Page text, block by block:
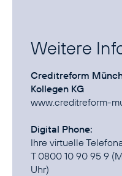
Weitere
Creditreform
Kollegen KG
www.creditreform-
Digital Phone:
Ihre virtuelle
T 0800 10 90 95 9
Uhr)